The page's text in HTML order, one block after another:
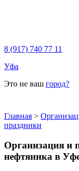
8 (917) 740 77 11
Уфа
Это не ваш город?
Главная >
праздники
Организация и
нефтяника в